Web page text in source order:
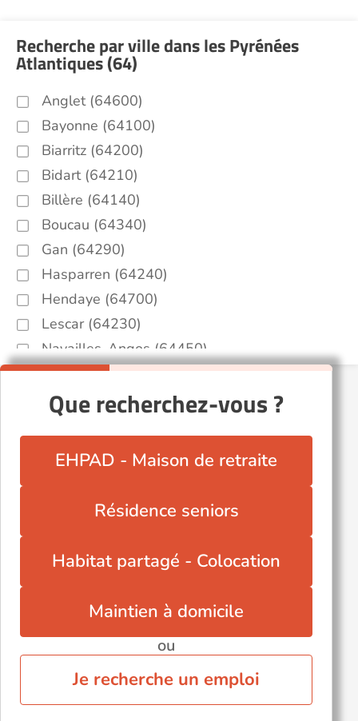
Recherche par ville dans les Pyrénées
Atlantiques (64)
Anglet (64600)
Bayonne (64100)
Biarritz (64200)
Bidart (64210)
Billère (64140)
Boucau (64340)
Gan (64290)
Hasparren (64240)
Hendaye (64700)
Lescar (64230)
Navailles-Angos (64450)
Oloron-Sainte-Marie (64400)
Orthez (64300)
Pau (64000)
Saint-Palais (64120)
Serres-Castet (64121)
Que recherchez-vous ?
EHPAD - Maison de retraite
Résidence seniors
Habitat partagé - Colocation
Maintien à domicile
ou
Je recherche un emploi